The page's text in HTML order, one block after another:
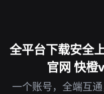
全平台下载安全
官网 快橙
一个账号，全端互